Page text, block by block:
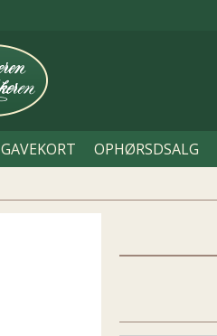
GAVEKORT OPHØRSDSALG